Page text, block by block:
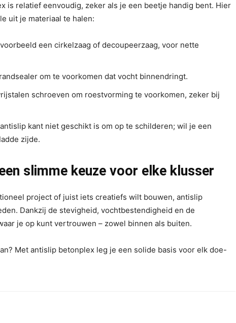
is relatief eenvoudig, zeker als je een beetje handig bent. Hier
uit je materiaal te halen:
een cirkelzaag of decoupeerzaag, voor nette
om te voorkomen dat vocht binnendringt.
schroeven om roestvorming te voorkomen, zeker bij
kant niet geschikt is om op te schilderen; wil je een
zijde.
slimme keuze voor elke klusser
project of juist iets creatiefs wilt bouwen, antislip
Dankzij de stevigheid, vochtbestendigheid en de
je op kunt vertrouwen – zowel binnen als buiten.
Met antislip betonplex leg je een solide basis voor elk doe-